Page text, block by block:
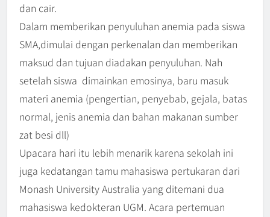
dan cair.
Dalam memberikan penyuluhan anemia pada siswa
SMA,dimulai dengan perkenalan dan memberikan
maksud dan tujuan diadakan penyuluhan. Nah
setelah siswa dimainkan emosinya, baru masuk
materi anemia (pengertian, penyebab, gejala, batas
normal, jenis anemia dan bahan makanan sumber
zat besi dll)
Upacara hari itu lebih menarik karena sekolah ini
juga kedatangan tamu mahasiswa pertukaran dari
Monash University Australia yang ditemani dua
mahasiswa kedokteran UGM. Acara pertemuan